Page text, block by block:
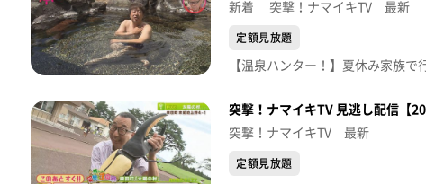
新着 突撃！ナマイキTV 最新
定額見放題
突撃！ナマイキTV 見逃し配信【
突撃！ナマイキTV 最新
定額見放題